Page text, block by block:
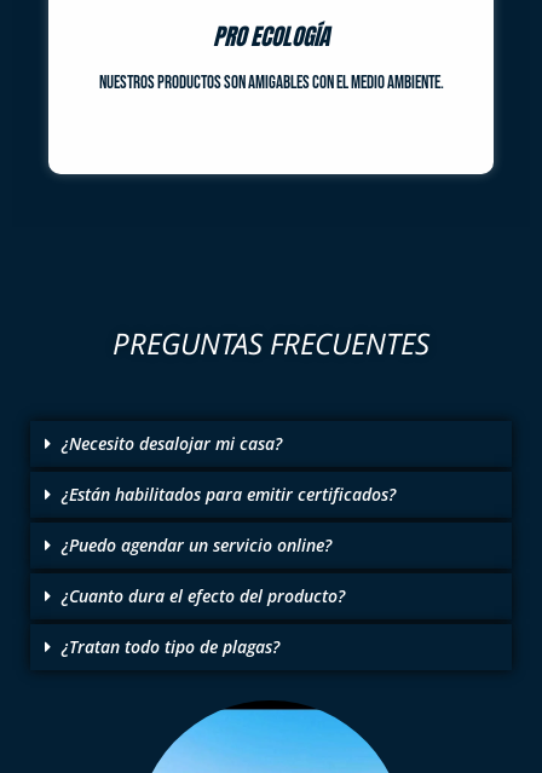
PRO ECOLOGÍA
Nuestros productos son amigables con el medio ambiente.
PREGUNTAS FRECUENTES
¿Necesito desalojar mi casa?
¿Están habilitados para emitir certificados?
¿Puedo agendar un servicio online?
¿Cuanto dura el efecto del producto?
¿Tratan todo tipo de plagas?